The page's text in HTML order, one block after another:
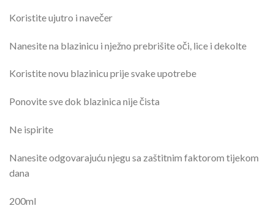
Koristite ujutro i navečer
Nanesite na blazinicu i nježno prebrišite oči, lice i dekolte
Koristite novu blazinicu prije svake upotrebe
Ponovite sve dok blazinica nije čista
Ne ispirite
Nanesite odgovarajuću njegu sa zaštitnim faktorom tijekom
dana
200ml